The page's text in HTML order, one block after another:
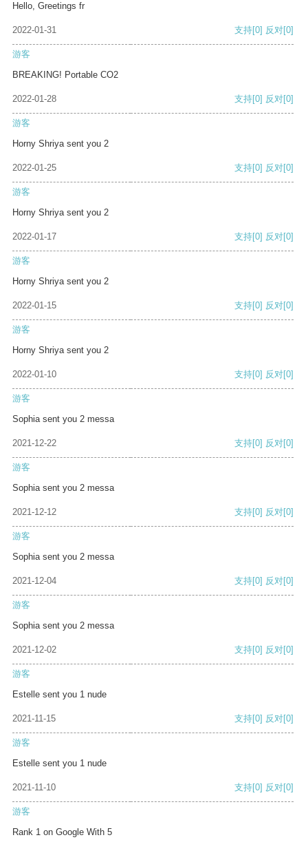
Hello, Greetings fr
2022-01-31 支持[0] 反对[0]
游客
BREAKING! Portable CO2
2022-01-28 支持[0] 反对[0]
游客
Horny Shriya sent you 2
2022-01-25 支持[0] 反对[0]
游客
Horny Shriya sent you 2
2022-01-17 支持[0] 反对[0]
游客
Horny Shriya sent you 2
2022-01-15 支持[0] 反对[0]
游客
Horny Shriya sent you 2
2022-01-10 支持[0] 反对[0]
游客
Sophia sent you 2 messa
2021-12-22 支持[0] 反对[0]
游客
Sophia sent you 2 messa
2021-12-12 支持[0] 反对[0]
游客
Sophia sent you 2 messa
2021-12-04 支持[0] 反对[0]
游客
Sophia sent you 2 messa
2021-12-02 支持[0] 反对[0]
游客
Estelle sent you 1 nude
2021-11-15 支持[0] 反对[0]
游客
Estelle sent you 1 nude
2021-11-10 支持[0] 反对[0]
游客
Rank 1 on Google With 5